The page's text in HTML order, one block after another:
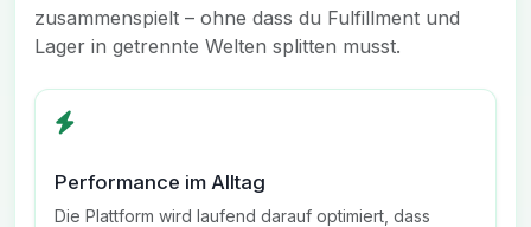
zusammenspielt – ohne dass du Fulfillment und
Lager in getrennte Welten splitten musst.
Performance im Alltag
Die Plattform wird laufend darauf optimiert, dass